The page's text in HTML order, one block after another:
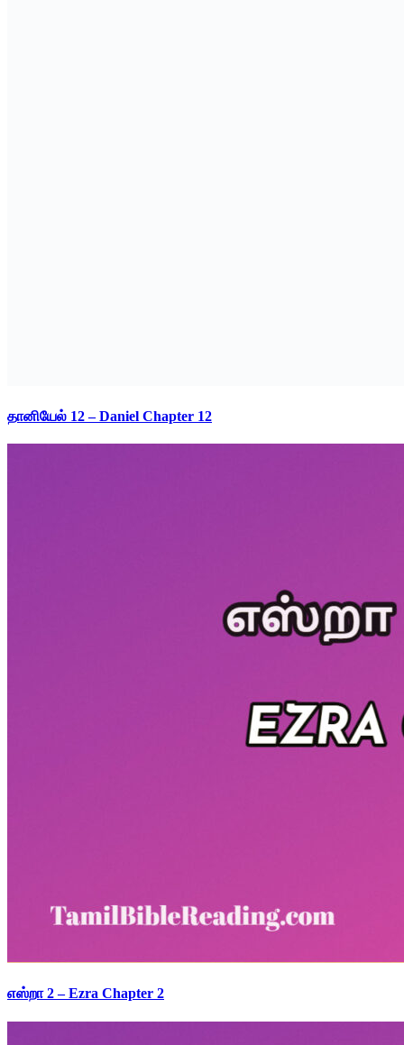
தானியேல் 12 – Daniel Chapter 12
எஸ்றா 2 – Ezra Chapter 2